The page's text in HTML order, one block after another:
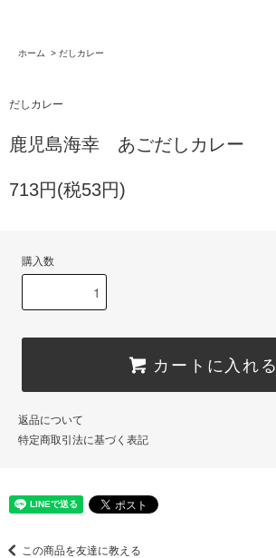
ホーム > だしカレー
だしカレー
鹿児島海幸 あごだしカレー
713円(税53円)
購入数
カートに入れる
返品について
特定商取引法に基づく表記
この商品を友達に教える